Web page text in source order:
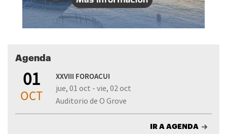
Agenda
01
OCT
XXVIII FOROACUI
jue, 01 oct - vie, 02 oct
Auditorio de O Grove
IR A AGENDA